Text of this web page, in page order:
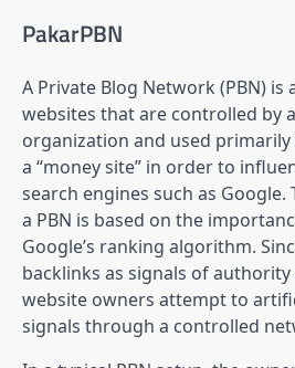
PakarPBN
A Private Blog Network (PBN) is
websites that are controlled by
organization and used
a “money site” in order to
search engines such as Google.
a PBN is based on the
Google’s ranking algorithm.
backlinks as signals of
website owners attempt to
signals through a controlled